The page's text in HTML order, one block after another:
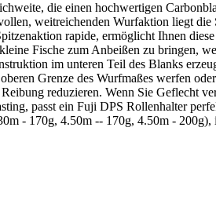
die einen hochwertigen
weitreichenden Wurfaktion liegt die
rapide, ermöglicht Ihnen
Fische zum Anbeißen zu bringen,
im unteren Teil des Blanks
Grenze des Wurfmaßes werfen
reduzieren. Wenn Sie Geflecht
passt ein Fuji DPS Rollenhalter
- 170g, 4.50m -- 170g, 4.50m -